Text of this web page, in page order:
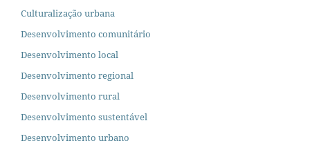
Culturalização urbana
Desenvolvimento comunitário
Desenvolvimento local
Desenvolvimento regional
Desenvolvimento rural
Desenvolvimento sustentável
Desenvolvimento urbano